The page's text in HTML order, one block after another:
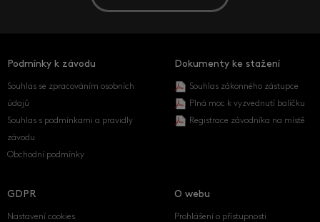
Podmínky k závodu
Souhlas se zpracováním osobních
údajů
Souhlas s podmínkami a pravidly
závodu
Obchodní podmínky
Dokumenty ke stažení
Souhlas zákonného zástupce
Plná moc k vyzvednutí balíčku
Registrace závodníka na místě
GDPR
Nastavení cookies
O webu
Prohlášení o přístupnosti